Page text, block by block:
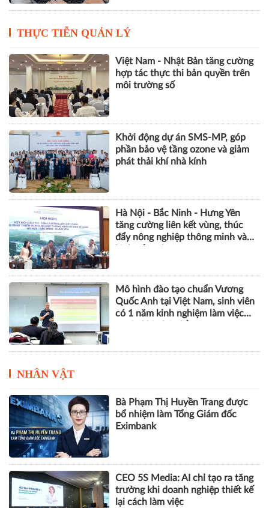
THỰC TIỄN QUẢN LÝ
Việt Nam - Nhật Bản tăng cường
hợp tác thực thi bản quyền trên
môi trường số
Khởi động dự án SMS-MP, góp
phần bảo vệ tầng ozone và giảm
phát thải khí nhà kính
Hà Nội - Bắc Ninh - Hưng Yên
tăng cường liên kết vùng, thúc
đẩy nông nghiệp thông minh và
Mô hình đào tạo chuẩn Vương
Quốc Anh tại Việt Nam, sinh viên
có 1 năm kinh nghiệm làm việc
NHÂN VẬT
Bà Phạm Thị Huyền Trang được
bổ nhiệm làm Tổng Giám đốc
Eximbank
CEO 5S Media: AI chỉ tạo ra tăng
trưởng khi doanh nghiệp thiết kế
lại cách làm việc